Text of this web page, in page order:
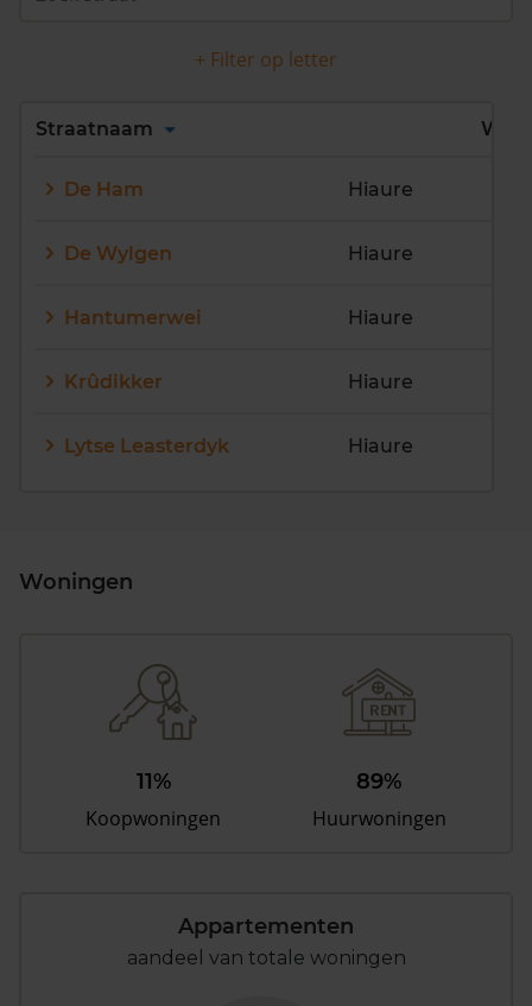
+ Filter op letter
Alles
Q
R U
Straatnaam Wijk
De Ham Hiaure
De Wylgen Hiaure
Hantumerwei Hiaure
Krûdikker Hiaure
Lytse Leasterdyk Hiaure
Woningen
11%
Koopwoningen
89%
Huurwoningen
Appartementen
aandeel van totale woningen